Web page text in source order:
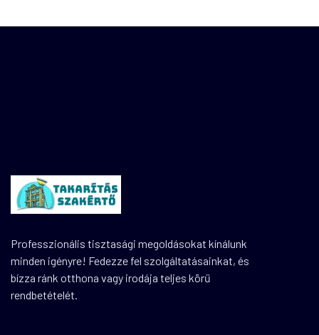
Professzionális tisztasági megoldásokat kínálunk
minden igényre! Fedezze fel szolgáltatásainkat, és
bízza ránk otthona vagy irodája teljes körű
rendbetételét.